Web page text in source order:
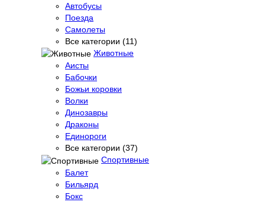
Автобусы
Поезда
Самолеты
Все категории (11)
Животные
Аисты
Бабочки
Божьи коровки
Волки
Динозавры
Драконы
Единороги
Все категории (37)
Спортивные
Балет
Бильярд
Бокс